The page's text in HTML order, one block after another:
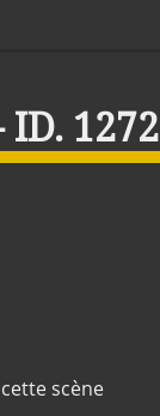
ID. 1272
scène